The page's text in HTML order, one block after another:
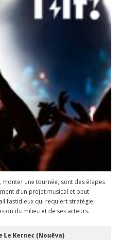
une tournée, sont des étapes
d’un projet musical et peut
fastidieux qui requiert stratégie,
du milieu et de ses acteurs.
Kernec (Nouëva)